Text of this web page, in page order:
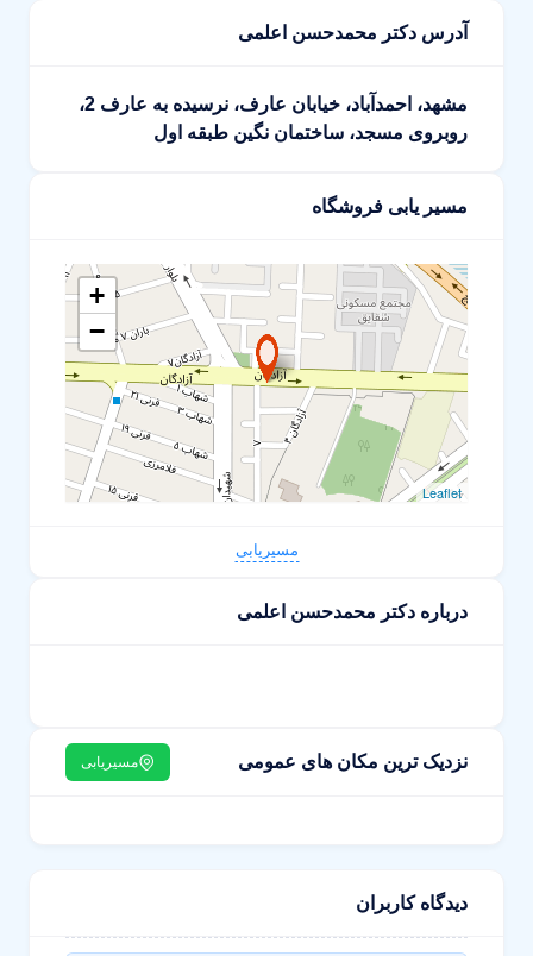
آدرس دکتر محمدحسن اعلمی
مشهد، احمدآباد، خیابان عارف، نرسیده به عارف 2،
روبروی مسجد، ساختمان نگین طبقه اول
مسیر یابی فروشگاه
+
−
Leaflet
مسیریابی
درباره دکتر محمدحسن اعلمی
نزدیک ترین مکان های عمومی مسیریابی
دیدگاه کاربران